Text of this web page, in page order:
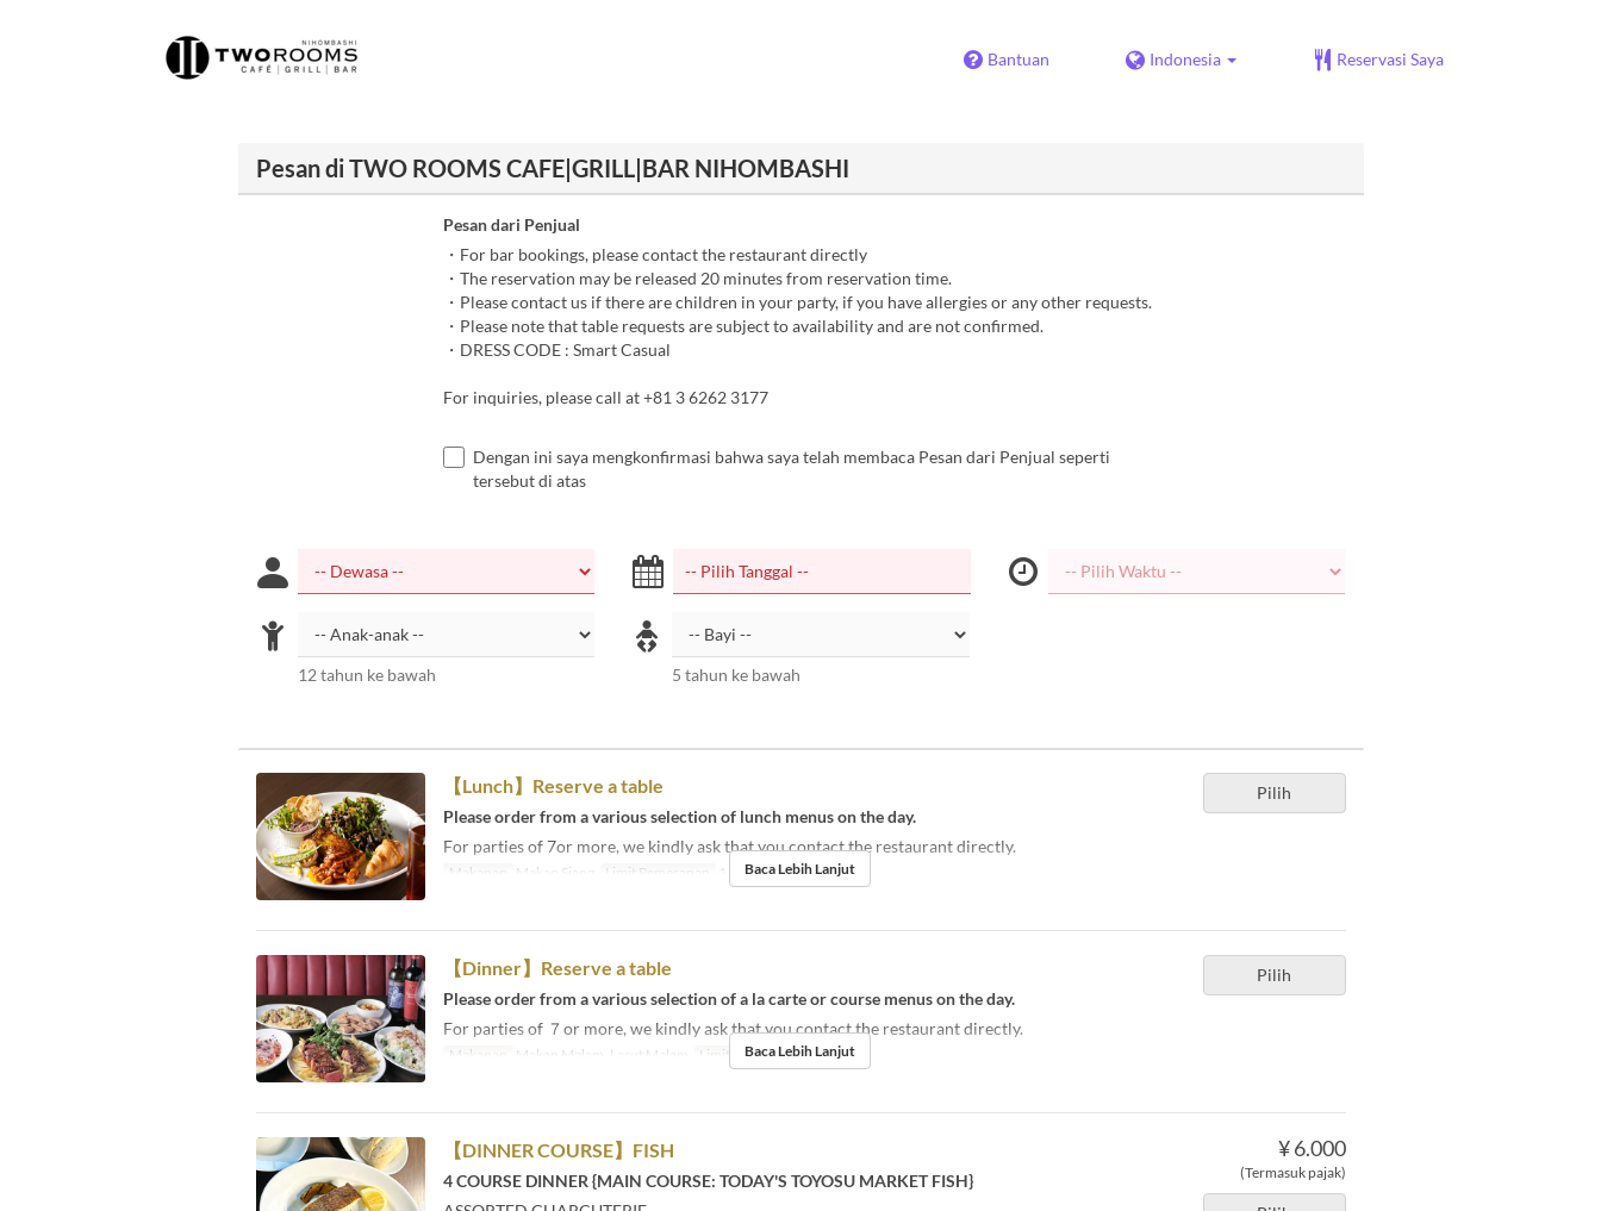
Bantuan Indonesia Reservasi Saya
Pesan di TWO ROOMS CAFE|GRILL|BAR NIHOMBASHI
Pesan dari Penjual
・For bar bookings, please contact the restaurant directly
・The reservation may be released 20 minutes from reservation time.
・Please contact us if there are children in your party, if you have allergies or any other requests.
・Please note that table requests are subject to availability and are not confirmed.
・DRESS CODE : Smart Casual
For inquiries, please call at +81 3 6262 3177
Dengan ini saya mengkonfirmasi bahwa saya telah membaca Pesan dari Penjual seperti
tersebut di atas
12 tahun ke bawah 5 tahun ke bawah
Pilih
【Lunch】Reserve a table
Please order from a various selection of lunch menus on the day.
For parties of 7or more, we kindly ask that you contact the restaurant directly.
Makanan Makan Siang Limit Pemesanan 1 ~ 6Baca Lebih Lanjut
Pilih
【Dinner】Reserve a table
Please order from a various selection of a la carte or course menus on the day.
For parties of ７or more, we kindly ask that you contact the restaurant directly.
Makanan Makan Malam, Larut Malam Limit Pemesanan 1 ~ 6
Baca Lebih Lanjut
¥ 6.000
(Termasuk pajak)
【DINNER COURSE】FISH
4 COURSE DINNER {MAIN COURSE: TODAY'S TOYOSU MARKET FISH}